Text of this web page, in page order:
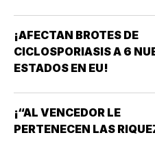
¡AFECTAN BROTES DE
CICLOSPORIASIS A 6
ESTADOS EN EU!
¡“AL VENCEDOR LE
PERTENECEN LAS